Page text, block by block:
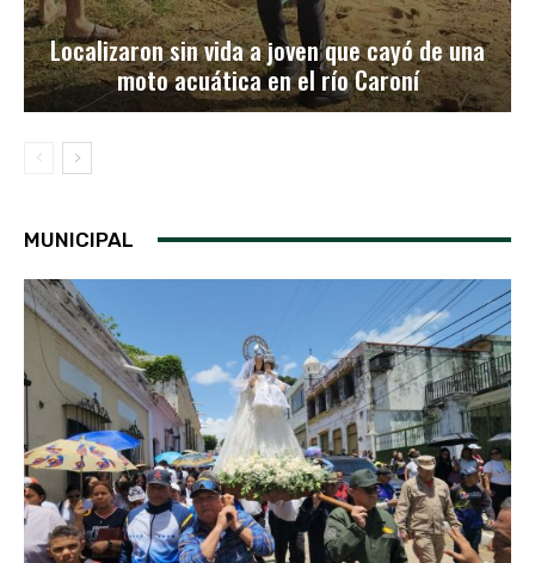
Localizaron sin vida a joven que cayó de una
moto acuática en el río Caroní
MUNICIPAL